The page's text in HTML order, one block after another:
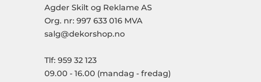
Agder Skilt og Reklame AS
Org. nr: 997 633 016 MVA
salg@dekorshop.no
Tlf: 959 32 123
09.00 - 16.00 (mandag - fredag)